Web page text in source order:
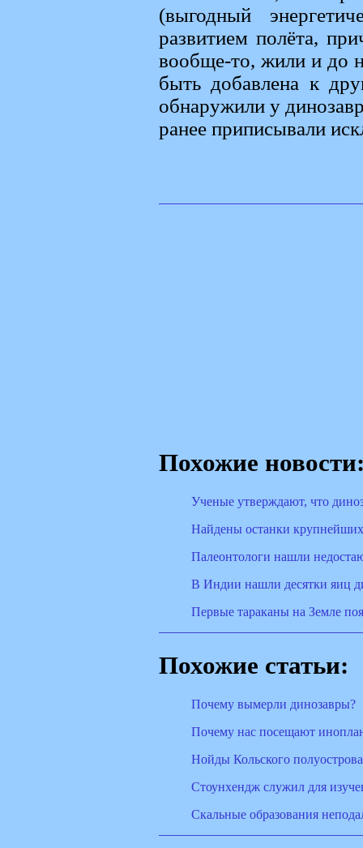
(выгодный
развитием полёта,
вообще-то, жили и до
быть добавлена к
обнаружили у
ранее приписывали
Похожие
Ученые утверждают, что
Найдены останки
Палеонтологи нашли
В Индии нашли десятки яиц
Первые тараканы на Земле
Похожие статьи:
Почему вымерли динозавры?
Почему нас посещают
Нойды Кольского полуострова
Стоунхендж служил для
Скальные образования